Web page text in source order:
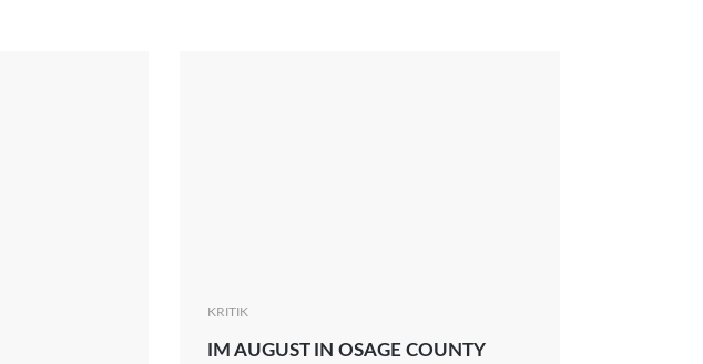
KRITIK
IM AUGUST IN OSAGE COUNTY